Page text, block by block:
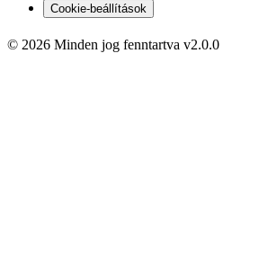
Cookie-beállítások
© 2026 Minden jog fenntartva v2.0.0